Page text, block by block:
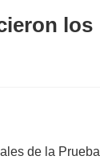
los
de la Prueba